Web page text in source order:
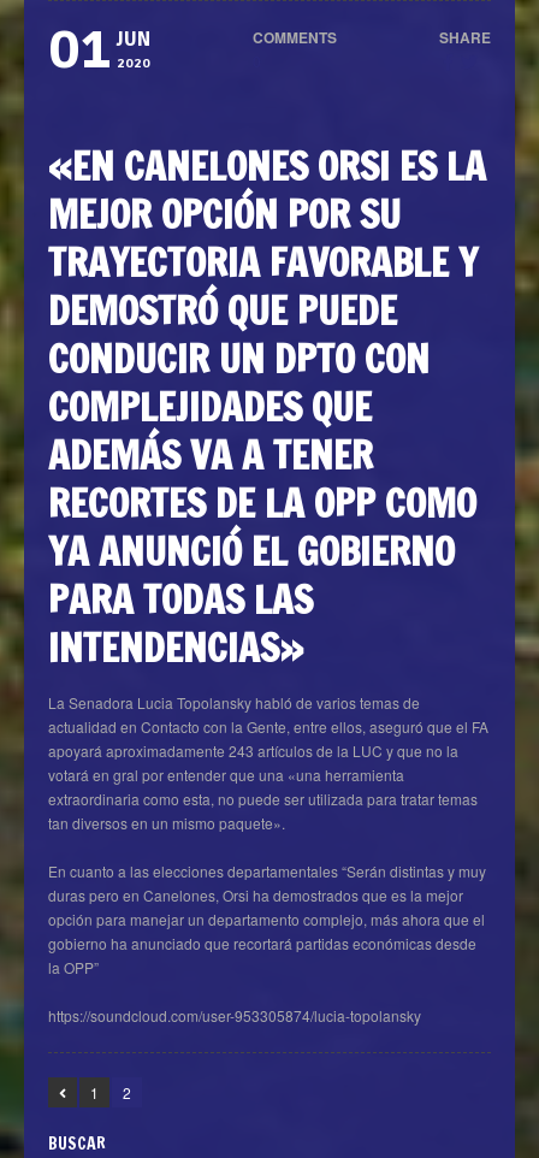
01 JUN
2020
COMMENTS SHARE
«EN CANELONES ORSI ES LA
MEJOR OPCIÓN POR SU
TRAYECTORIA FAVORABLE Y
DEMOSTRÓ QUE PUEDE
CONDUCIR UN DPTO CON
COMPLEJIDADES QUE
ADEMÁS VA A TENER
RECORTES DE LA OPP COMO
YA ANUNCIÓ EL GOBIERNO
PARA TODAS LAS
INTENDENCIAS»
La Senadora Lucia Topolansky habló de varios temas de
actualidad en Contacto con la Gente, entre ellos, aseguró que el FA
apoyará aproximadamente 243 artículos de la LUC y que no la
votará en gral por entender que una «una herramienta
extraordinaria como esta, no puede ser utilizada para tratar temas
tan diversos en un mismo paquete».
En cuanto a las elecciones departamentales “Serán distintas y muy
duras pero en Canelones, Orsi ha demostrados que es la mejor
opción para manejar un departamento complejo, más ahora que el
gobierno ha anunciado que recortará partidas económicas desde
la OPP”
https://soundcloud.com/user-953305874/lucia-topolansky
1 2
BUSCAR